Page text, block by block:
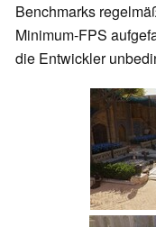
Benchmarks
Minimum-FPS
die Entwickler